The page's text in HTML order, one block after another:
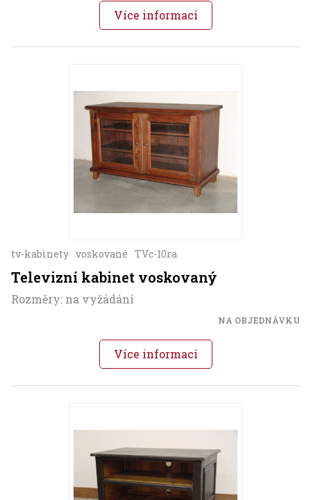
Více informací
tv-kabinety voskované TVc-10ra
Televizní kabinet voskovaný
Rozměry: na vyžádání
NA OBJEDNÁVKU
Více informací